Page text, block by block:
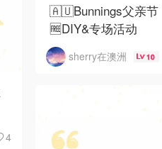
4
🇦🇺Bunnings父亲节
🆓DIY&专场活动
sherry在澳洲 10